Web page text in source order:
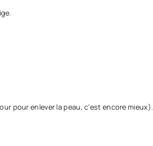
pour enlever la peau, c’est encore mieux).